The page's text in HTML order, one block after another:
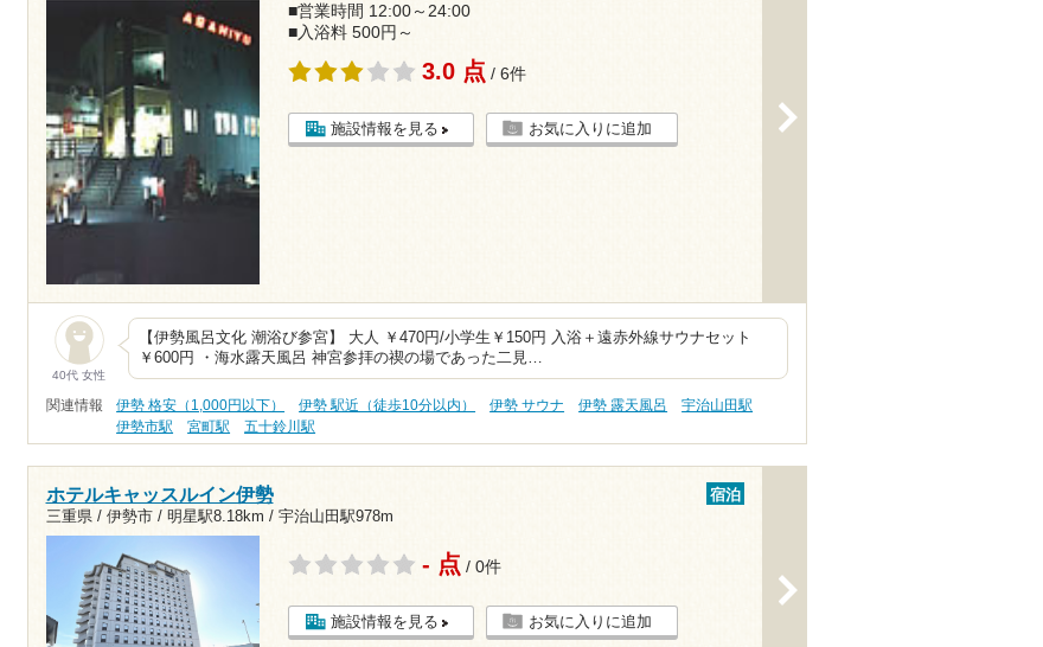
■営業時間 12:00～24:00
■入浴料 500円～
3.0 点 / 6件
施設情報を見る お気に入りに追加
40代 女性
【伊勢風呂文化 潮浴び参宮】 大人 ￥470円/小学生￥150円 入浴＋遠赤外線サウナセット
￥600円 ・海水露天風呂 神宮参拝の禊の場であった二見…
関連情報 伊勢 格安（1,000円以下） 伊勢 駅近（徒歩10分以内） 伊勢 サウナ 伊勢 露天風呂
宇治山田駅
伊勢市駅
宮町駅 五十鈴川駅
ホテルキャッスルイン伊勢
三重県 / 伊勢市 / 明星駅8.18km / 宇治山田駅978m
宿泊
- 点 / 0件
施設情報を見る お気に入りに追加